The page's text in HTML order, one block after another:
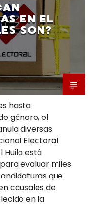
EN EL
SON?
hasta
género, el
diversas
Electoral
Huila está
evaluar miles
que
causales de
en la